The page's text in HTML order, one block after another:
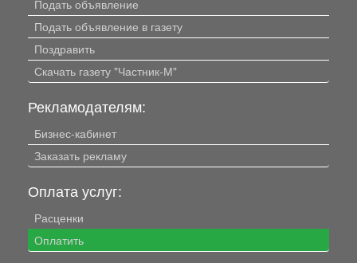
Подать объявление
Подать объявление в газету
Поздравить
Скачать газету "Частник-М"
Рекламодателям:
Бизнес-кабинет
Заказать рекламу
Оплата услуг:
Расценки
Оплатить